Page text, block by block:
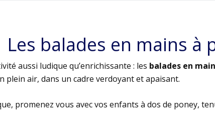
Les balades en mains à
aussi ludique qu’enrichissante : les balades en
plein air, dans un cadre verdoyant et apaisant.
promenez vous avec vos enfants à dos de poney,